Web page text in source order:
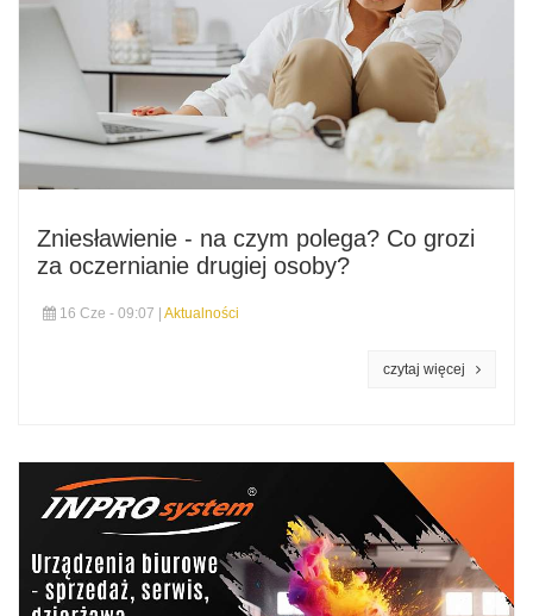
Zniesławienie - na czym polega? Co grozi
za oczernianie drugiej osoby?
16 Cze - 09:07 | Aktualności